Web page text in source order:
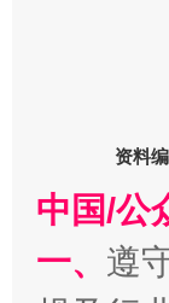
千
资料
中国/公
一、 遵